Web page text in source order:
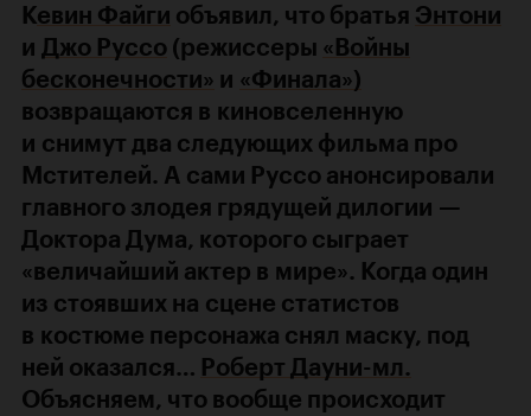
Кевин Файги объявил, что братья Энтони
и Джо Руссо (режиссеры «Войны
бесконечности» и «Финала»)
возвращаются в киновселенную
и снимут два следующих фильма про
Мстителей. А сами Руссо анонсировали
главного злодея грядущей дилогии —
Доктора Дума, которого сыграет
«величайший актер в мире». Когда один
из стоявших на сцене статистов
в костюме персонажа снял маску, под
ней оказался… Роберт Дауни-мл.
Объясняем, что вообще происходит